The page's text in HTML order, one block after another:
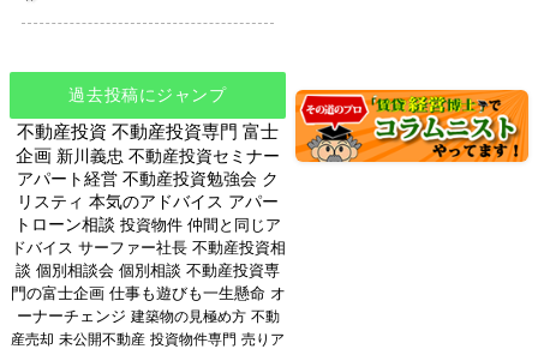
過去投稿にジャンプ
不動産投資 不動産投資専門 富士
企画 新川義忠 不動産投資セミナー
アパート経営 不動産投資勉強会 ク
リスティ 本気のアドバイス アパー
トローン相談 投資物件 仲間と同じア
ドバイス サーファー社長 不動産投資相
談 個別相談会 個別相談 不動産投資専
門の富士企画 仕事も遊びも一生懸命 オ
ーナーチェンジ 建築物の見極め方 不動
産売却 未公開不動産 投資物件専門 売りア